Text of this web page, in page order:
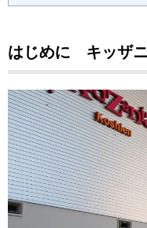
はじめに キッザ